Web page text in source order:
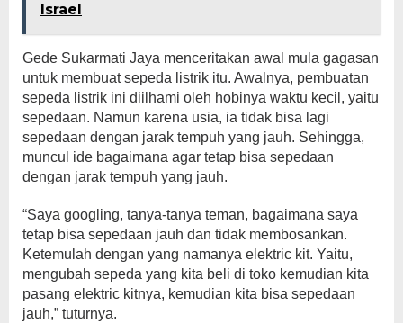
Israel
Gede Sukarmati Jaya menceritakan awal mula gagasan
untuk membuat sepeda listrik itu. Awalnya, pembuatan
sepeda listrik ini diilhami oleh hobinya waktu kecil, yaitu
sepedaan. Namun karena usia, ia tidak bisa lagi
sepedaan dengan jarak tempuh yang jauh. Sehingga,
muncul ide bagaimana agar tetap bisa sepedaan
dengan jarak tempuh yang jauh.
“Saya googling, tanya-tanya teman, bagaimana saya
tetap bisa sepedaan jauh dan tidak membosankan.
Ketemulah dengan yang namanya elektric kit. Yaitu,
mengubah sepeda yang kita beli di toko kemudian kita
pasang elektric kitnya, kemudian kita bisa sepedaan
jauh,” tuturnya.